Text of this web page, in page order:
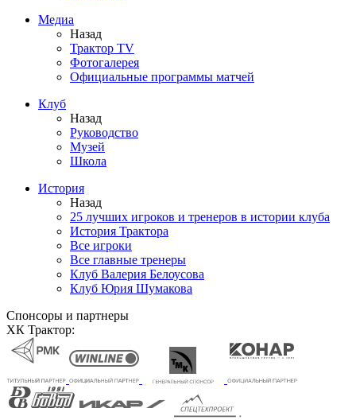
Медиа
Назад
Трактор TV
Фотогалерея
Официальные программы матчей
Клуб
Назад
Руководство
Музей
Школа
История
Назад
25 лучших игроков и тренеров в истории клуба
История Трактора
Все игроки
Все главные тренеры
Клуб Валерия Белоусова
Клуб Юрия Шумакова
Спонсоры и партнеры
ХК Трактор: